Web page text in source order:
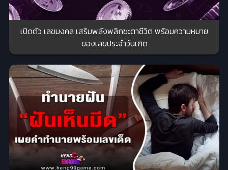
เปิดตัว เลขมงคล เสริมพลังพลิกชะตาชีวิต พร้อมความหมาย
ของเลขประจำวันเกิด